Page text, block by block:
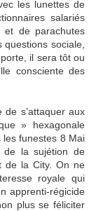
les lunettes de
salariés
et de parachutes
sociale,
il sera tôt ou
consciente des
de s’attaquer aux
» hexagonale
les funestes 8 Mai
la sujétion de
de la City. On ne
royale qui
apprenti-régicide
plus se féliciter